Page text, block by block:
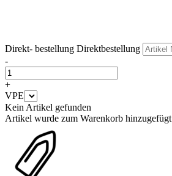
Direkt- bestellung Direktbestellung
-
+
VPE
Kein Artikel gefunden
Artikel wurde zum Warenkorb hinzugefügt